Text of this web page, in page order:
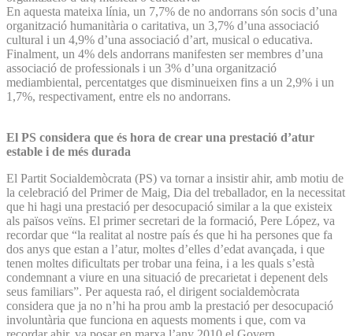
En aquesta mateixa línia, un 7,7% de no andorrans són socis d’una
organització humanitària o caritativa, un 3,7% d’una associació
cultural i un 4,9% d’una associació d’art, musical o educativa.
Finalment, un 4% dels andorrans manifesten ser membres d’una
associació de professionals i un 3% d’una organització
mediambiental, percentatges que disminueixen fins a un 2,9% i un
1,7%, respectivament, entre els no andorrans.
El PS considera que és hora de crear una prestació d’atur
estable i de més durada
El Partit Socialdemòcrata (PS) va tornar a insistir ahir, amb motiu de
la celebració del Primer de Maig, Dia del treballador, en la necessitat
que hi hagi una prestació per desocupació similar a la que existeix
als països veïns. El primer secretari de la formació, Pere López, va
recordar que “la realitat al nostre país és que hi ha persones que fa
dos anys que estan a l’atur, moltes d’elles d’edat avançada, i que
tenen moltes dificultats per trobar una feina, i a les quals s’està
condemnant a viure en una situació de precarietat i depenent dels
seus familiars”. Per aquesta raó, el dirigent socialdemòcrata
considera que ja no n’hi ha prou amb la prestació per desocupació
involuntària que funciona en aquests moments i que, com va